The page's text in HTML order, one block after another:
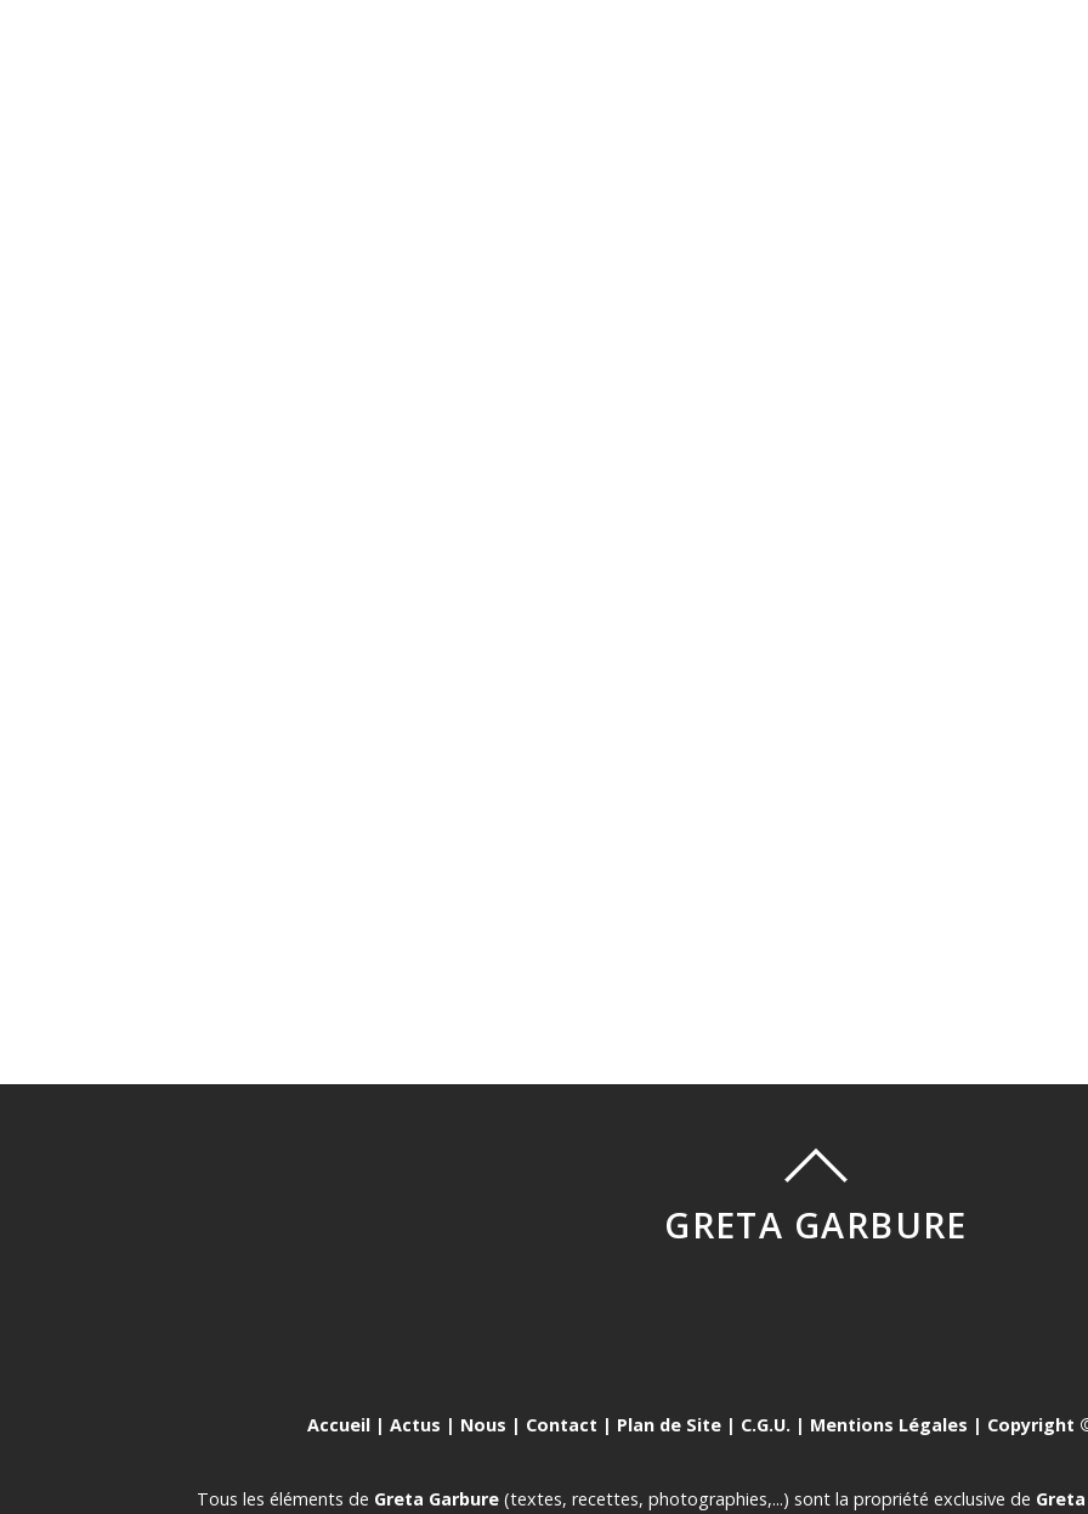
GRETA GARBURE
Accueil | Actus | Nous | Contact | Plan de Site | C.G.U. | Mentions Légales | Copyright
Tous les éléments de Greta Garbure (textes, recettes, photographies,...) sont la propriété exclusive de